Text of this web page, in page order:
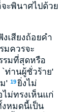
ะพินาศไปด้วย
เสียงถ้อยคำ
มควรจะ
รมที่สุดหรือ
ท่านผู้ชั่วร้าย'
' 19ยิ่งไม่
ม่ทรงเห็นแก่
หมดนี้เป็น